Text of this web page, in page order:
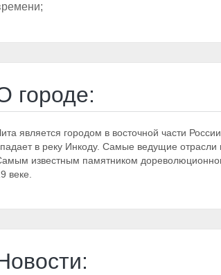
городе:
является городом в восточной части
в реку Инкоду. Самые ведущие отрасли
известным памятником
веке.